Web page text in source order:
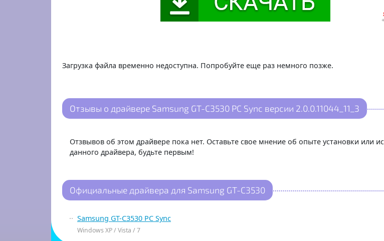
Загрузка файла временно недоступна. Попробуйте еще раз немного позже.
Отзывы о драйвере Samsung GT-C3530 PC Sync версии 2.0.0.11044_11_3
Отзвывов об этом драйвере пока нет. Оставьте свое мнение об опыте установки или
данного драйвера, будьте первым!
Официальные драйвера для Samsung GT-C3530
Samsung GT-C3530 PC Sync
Windows XP / Vista / 7